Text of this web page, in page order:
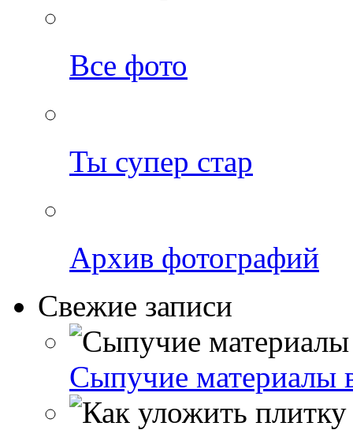
Все фото
Ты супер стар
Архив фотографий
Свежие записи
Сыпучие материалы